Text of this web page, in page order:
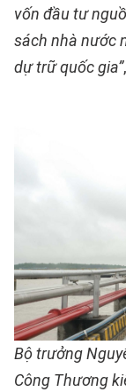
vốn đầu tư
sách nhà nước
dự trữ quốc gia”
Bộ trưởng
Công Thương